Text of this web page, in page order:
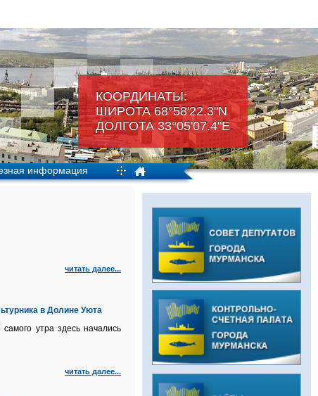
КООРДИНАТЫ:
ШИРОТА 68°58'22.3"N
ДОЛГОТА 33°05'07.4"Е
информация
читать далее...
в Долине Уюта
утра здесь начались
читать далее...